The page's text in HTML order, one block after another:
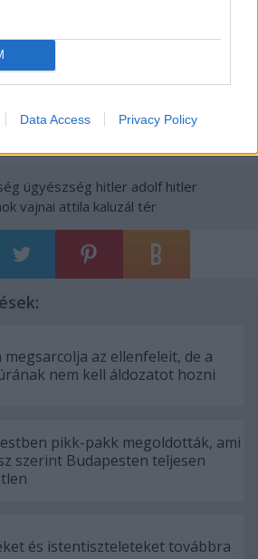
Data Access Privacy Policy
remek lehetőséget ad
manipulálják, azaz a
bárki.
ügyészség hitler adolf hitler
vajnai attila kaluzál tér
megsarcolja az ellenfeleit, de a
nem kell áldozatot hozni
pikk-pakk megoldották, ami
szerint Budapesten teljesen
és istentiszteleteket továbbra